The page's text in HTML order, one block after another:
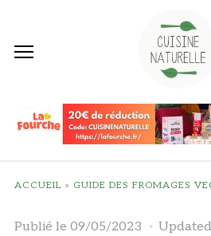
ACCUEIL » GUIDE DES FROMAGES
Publié le 09/05/2023